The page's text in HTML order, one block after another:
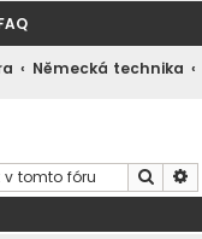
Německá technika
Hledat